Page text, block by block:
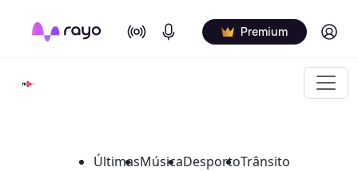
On Air Podcasts Premium Log in
ÚltimasMúsicaDesportoTrânsito